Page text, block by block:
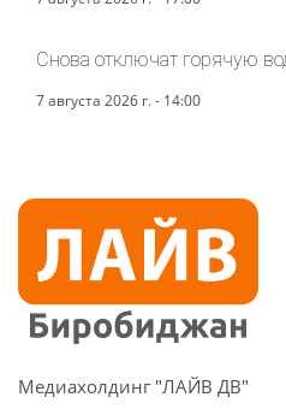
Снова отключат горячую
7 августа 2026 г. - 14:00
Медиахолдинг "ЛАЙВ ДВ"